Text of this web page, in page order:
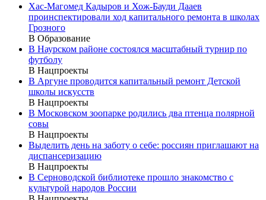
Хас-Магомед Кадыров и Хож-Бауди Дааев
проинспектировали ход капитального ремонта в школах
Грозного
В Образование
В Наурском районе состоялся масштабный турнир по
футболу
В Нацпроекты
В Аргуне проводится капитальный ремонт Детской
школы искусств
В Нацпроекты
В Московском зоопарке родились два птенца полярной
совы
В Нацпроекты
Выделить день на заботу о себе: россиян приглашают на
диспансеризацию
В Нацпроекты
В Серноводской библиотеке прошло знакомство с
культурой народов России